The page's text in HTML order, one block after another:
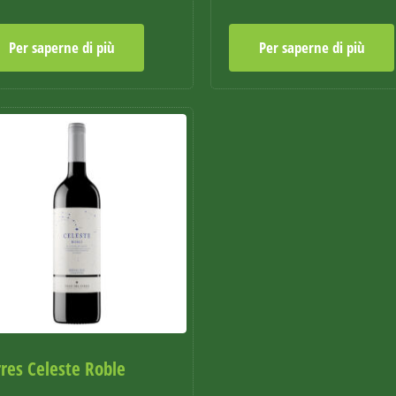
Per saperne di più Per saperne di più
Celeste Roble